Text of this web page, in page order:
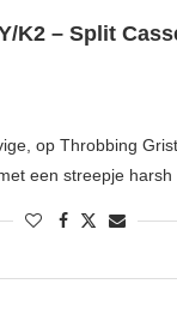
K2 – Split
op Throbbing
een streepje